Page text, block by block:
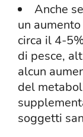
Anche
un
circa il 4-
di pesce,
alcun
del
soggetti